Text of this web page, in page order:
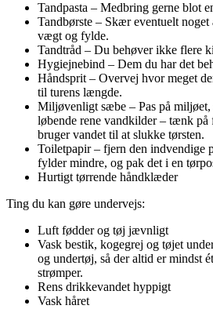
Tandpasta – Medbring gerne blot
Tandbørste – Skær eventuelt
vægt og fylde.
Tandtråd – Du behøver ikke flere
Hygiejnebind – Dem du har det
Håndsprit – Overvej hvor meget
til turens længde.
Miljøvenligt sæbe – Pas på miljøet,
løbende rene vandkilder – tænk på
bruger vandet til at slukke tørsten.
Toiletpapir – fjern den indvendige
fylder mindre, og pak det i en
Hurtigt tørrende håndklæder
Ting du kan gøre undervejs:
Luft fødder og tøj jævnligt
Vask bestik, kogegrej og tøjet
og undertøj, så der altid er mindst
strømper.
Rens drikkevandet hyppigt
Vask håret